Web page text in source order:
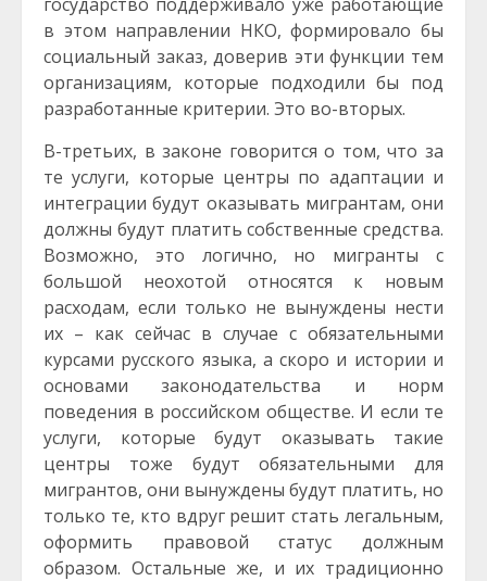
в этом направлении НКО, формировало бы
социальный заказ, доверив эти функции тем
организациям, которые подходили бы под
разработанные критерии. Это во-вторых.
В-третьих, в законе говорится о том, что за
те услуги, которые центры по адаптации и
интеграции будут оказывать мигрантам, они
должны будут платить собственные средства.
Возможно, это логично, но мигранты с
большой неохотой относятся к новым
расходам, если только не вынуждены нести
их – как сейчас в случае с обязательными
курсами русского языка, а скоро и истории и
основами законодательства и норм
поведения в российском обществе. И если те
услуги, которые будут оказывать такие
центры тоже будут обязательными для
мигрантов, они вынуждены будут платить, но
только те, кто вдруг решит стать легальным,
оформить правовой статус должным
образом. Остальные же, и их традиционно